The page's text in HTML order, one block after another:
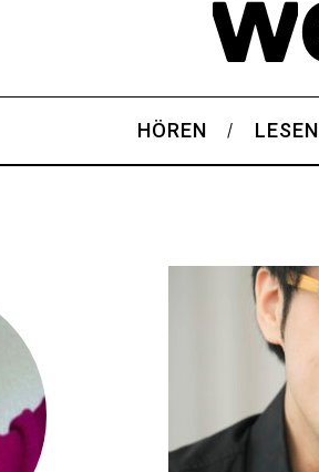
HÖREN LESEN